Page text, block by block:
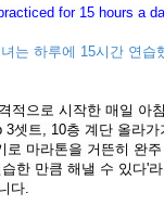
for 15 hours a
는 하루에 15시간 연습
적으로 시작한 매일 아
셋트, 10층 계단 올라가
로 마라톤을 거뜬히 완주
한 만큼 해낼 수 있다'
다.